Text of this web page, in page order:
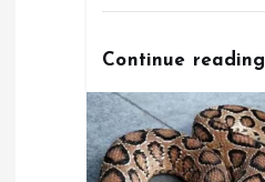
Continue reading